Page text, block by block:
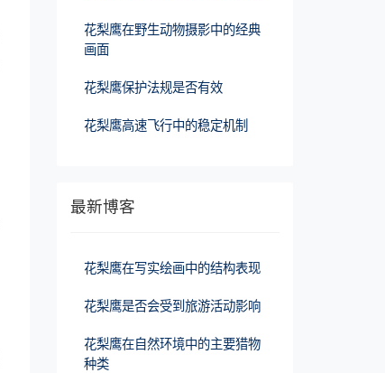
花梨鹰在野生动物摄影中的经典
画面
花梨鹰保护法规是否有效
花梨鹰高速飞行中的稳定机制
最新博客
花梨鹰在写实绘画中的结构表现
花梨鹰是否会受到旅游活动影响
花梨鹰在自然环境中的主要猎物
种类